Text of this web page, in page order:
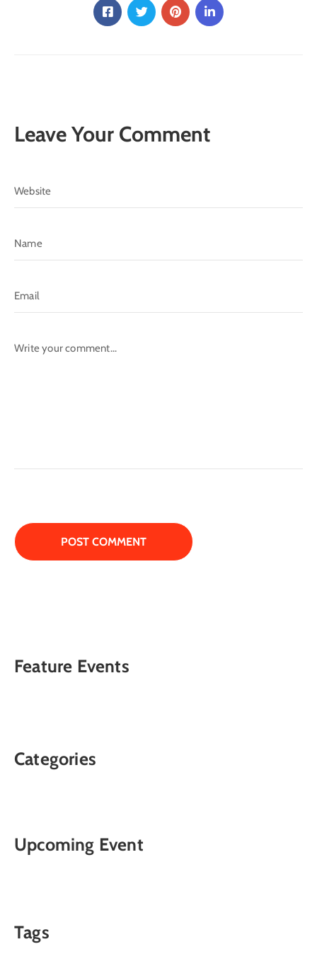
Leave Your Comment
Feature Events
Categories
Upcoming Event
Tags